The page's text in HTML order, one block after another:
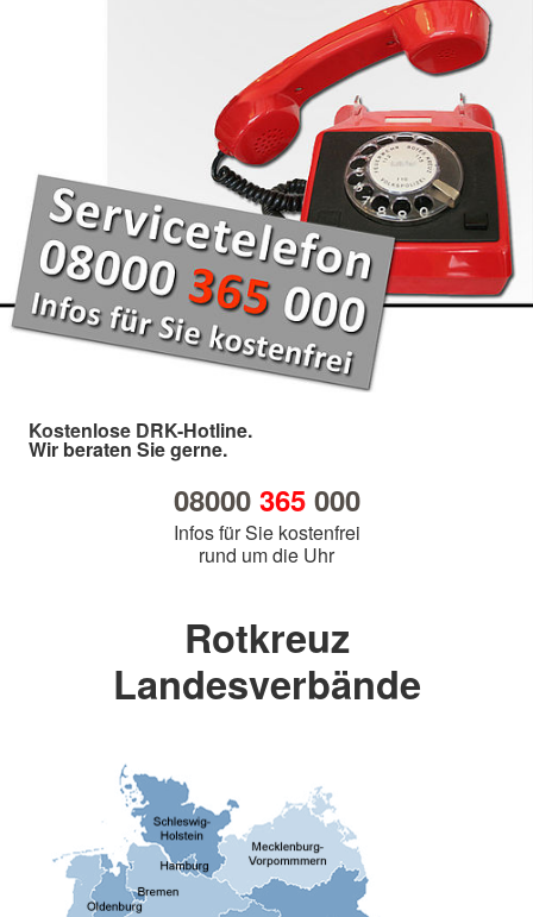
Kostenlose DRK-Hotline.
Wir beraten Sie gerne.
08000 365000
Infos für Sie kostenfrei
rund um die Uhr
Rotkreuz
Landesverbände